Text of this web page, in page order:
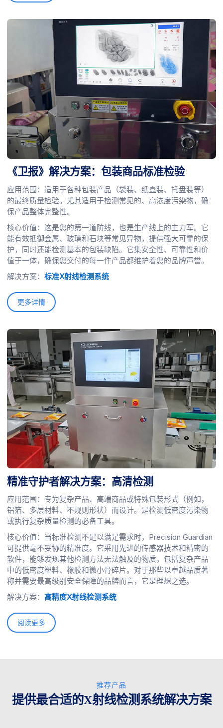
《卫报》解决方案：包装商品标准检验
应用范围：适用于各种包装产品（袋装、纸盒装、托盘装等）
的最终质量检验。尤其适用于检测常见的、高浓度污染物，确
保产品整体完整性。
核心价值：这是您的第一道防线，也是生产线上的主力军。它
能有效抵御金属、玻璃和石块等常见异物，提供强大可靠的保
护，同时还能检测基本的包装缺陷。它集安全性、可靠性和价
值于一体，确保您交付的每一件产品都维护着您的品牌声誉。
解决方案：标准X射线检测系统
更多详情
精准守护者解决方案：高清检测
应用范围：专为复杂产品、高端商品或特殊包装形式（例如，
铝箔、多层材料、不规则形状）而设计。是检测低密度污染物
或执行复杂质量检测的必备工具。
核心价值：当标准检测不足以满足需求时，Precision Guardian
可提供毫不妥协的精准度。它采用先进的传感器技术和精密的
软件，能够发现其他检测方法无法触及的物质，包括复杂产品
中的低密度塑料、橡胶和微小骨碎片。对于那些以卓越品质著
称并需要最高级别安全保障的品牌而言，它是理想之选。
解决方案：高精度X射线检测系统
阅读更多
推荐产品
提供最合适的X射线检测系统解决方案